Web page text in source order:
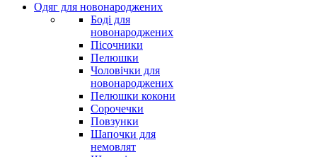
Одяг для новонароджених
Боді для
новонароджених
Пісочники
Пелюшки
Чоловічки для
новонароджених
Пелюшки кокони
Сорочечки
Повзунки
Шапочки для
немовлят